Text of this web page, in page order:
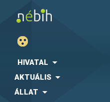
HIVATAL
AKTUÁLIS
ÁLLAT